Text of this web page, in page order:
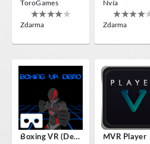
ToroGames
Zdarma
Nvía
Zdarma
Boxing VR (Demo) MVR Player